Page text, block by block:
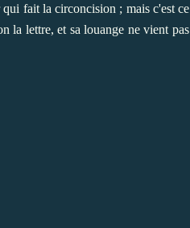
fait la circoncision ; mais c'est ce
la lettre, et sa louange ne vient pas